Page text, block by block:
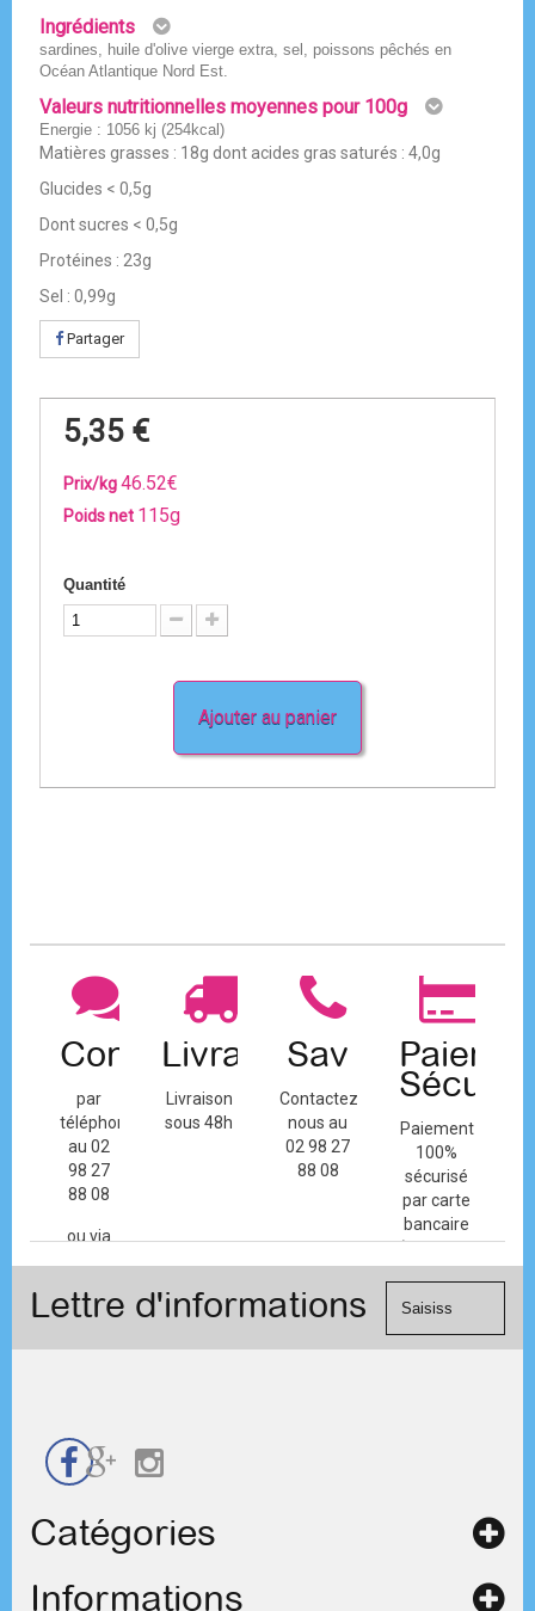
Ingrédients
sardines, huile d'olive vierge extra, sel, poissons pêchés en
Océan Atlantique Nord Est.
Valeurs nutritionnelles moyennes pour 100g
Energie : 1056 kj (254kcal)
Matières grasses : 18g dont acides gras saturés : 4,0g
Glucides < 0,5g
Dont sucres < 0,5g
Protéines : 23g
Sel : 0,99g
Partager
5,35 €
Prix/kg46.52€
Poids net 115g
Quantité
Ajouter au panier
Contact
par
téléphone
au 02
98 27
88 08
ou via
de
Livraison
Livraison
sous 48h
Sav
Contactez-
nous au
02 98 27
88 08
Paiement
100%
sécurisé
par carte
bancaire
(Mastercard,
Visa, ...) et
Lettre d'informations
Catégories
Informations